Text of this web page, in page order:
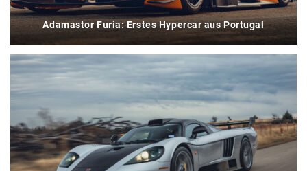
Adamastor Furia: Erstes Hypercar aus Portugal